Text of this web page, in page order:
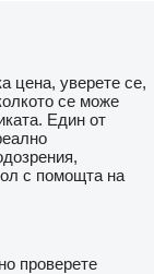
цена, уверете се,
се може
Един от
с помощта на
проверете